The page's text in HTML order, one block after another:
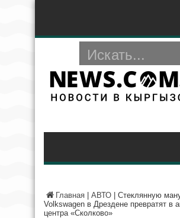
Главная АВТО
Стеклянную
Volkswagen в Дрездене превратят в
центра «Сколково»